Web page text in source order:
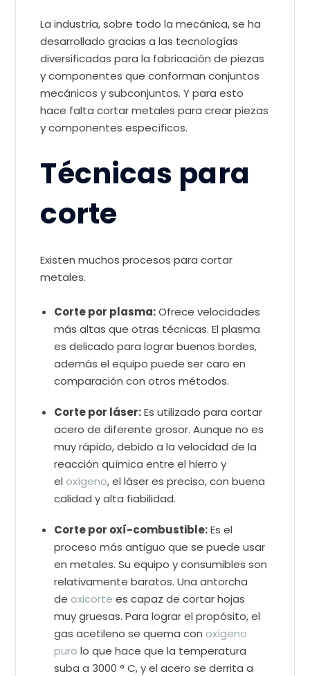
La industria, sobre todo la mecánica, se ha
desarrollado gracias a las tecnologías
diversificadas para la fabricación de piezas
y componentes que conforman conjuntos
mecánicos y subconjuntos. Y para esto
hace falta cortar metales para crear piezas
y componentes específicos.
Técnicas para
corte
Existen muchos procesos para cortar
metales.
Corte por plasma:Ofrece velocidades
más altas que otras técnicas. El plasma
es delicado para lograr buenos bordes,
además el equipo puede ser caro en
comparación con otros métodos.
Corte por láser:Es utilizado para cortar
acero de diferente grosor. Aunque no es
muy rápido, debido a la velocidad de la
reacción química entre el hierro y
eloxígeno, el láser es preciso, con buena
calidad y alta fiabilidad.
Corte por oxí-combustible:Es el
proceso más antiguo que se puede usar
en metales. Su equipo y consumibles son
relativamente baratos. Una antorcha
deoxicorte es capaz de cortar hojas
muy gruesas. Para lograr el propósito, el
gas acetileno se quema conoxígeno
puro lo que hace que la temperatura
suba a 3000 ° C, y el acero se derrita a